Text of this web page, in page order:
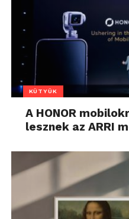
KÜTYÜK
A HONOR
lesznek az ARRI